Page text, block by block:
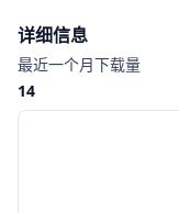
详细信息
最近一个月下载量
14